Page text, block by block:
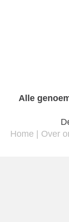
Alle
Home
Over